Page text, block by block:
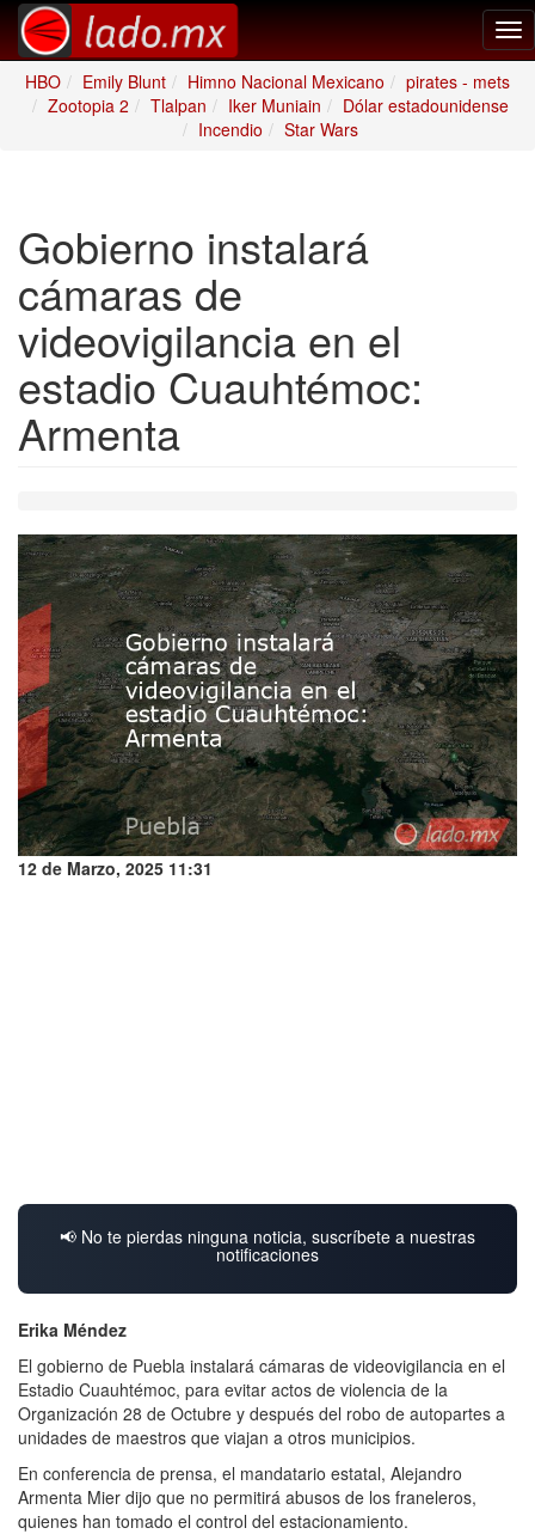
HBO
Emily Blunt Himno Nacional Mexicano
pirates - mets
Zootopia 2
Tlalpan Iker Muniain
Dólar estadounidense
Incendio
Star Wars
Gobierno instalará
cámaras de
videovigilancia en el
estadio Cuauhtémoc:
Armenta
12 de Marzo, 2025 11:31
📢 No te pierdas ninguna noticia, suscríbete a nuestras
notificaciones
Erika Méndez
El gobierno de Puebla instalará cámaras de videovigilancia en el
Estadio Cuauhtémoc, para evitar actos de violencia de la
Organización 28 de Octubre y después del robo de autopartes a
unidades de maestros que viajan a otros municipios.
En conferencia de prensa, el mandatario estatal, Alejandro
Armenta Mier dijo que no permitirá abusos de los franeleros,
quienes han tomado el control del estacionamiento.